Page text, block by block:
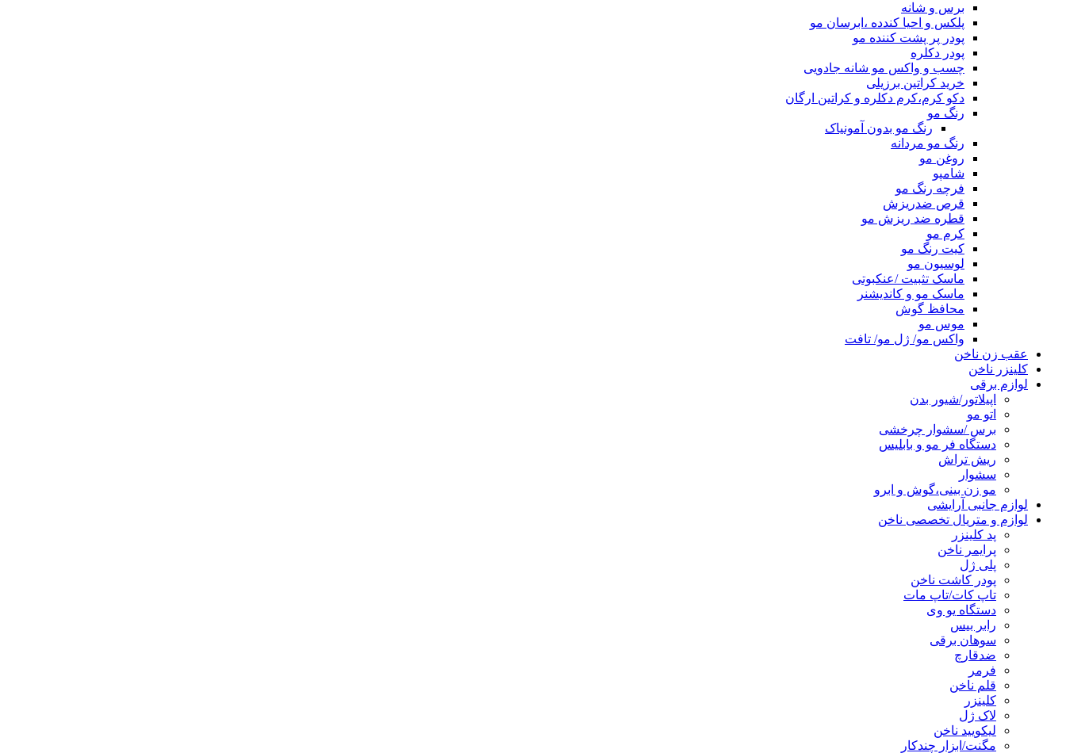
برس و شانه
پلکس و احیا کندده ،ابرسان مو
پودر پر پشت کننده مو
پودر دکلره
چسب و واکس مو شانه جادویی
خرید کراتین برزیلی
دکو کرم،کرم دکلره و کراتین ارگان
رنگ مو
رنگ مو بدون آمونیاک
رنگ مو مردانه
روغن مو
شامپو
فرچه رنگ مو
قرص ضدریزش
قطره ضد ریزش مو
کرم مو
کیت رنگ مو
لوسیون مو
ماسک تثبیت /عنکبوتی
ماسک مو و کاندیشنر
محافظ گوش
موس مو
واکس مو/ ژل مو/ تافت
عقب زن ناخن
کلینزر ناخن
لوازم برقی
اپیلاتور/شیور بدن
اتو مو
برس /سشوار چرخشی
دستگاه فر مو و بابلیس
ریش تراش
سشوار
مو زن بینی،گوش و ابرو
لوازم جانبی آرایشی
لوازم و متریال تخصصی ناخن
پد کلینزر
پرایمر ناخن
پلی ژل
پودر کاشت ناخن
تاپ کات/تاپ مات
دستگاه یو وی
رابر بیس
سوهان برقی
ضدقارچ
فرمر
قلم ناخن
کلینزر
لاک ژل
لیکوييد ناخن
مگنت/ابزار چندکار